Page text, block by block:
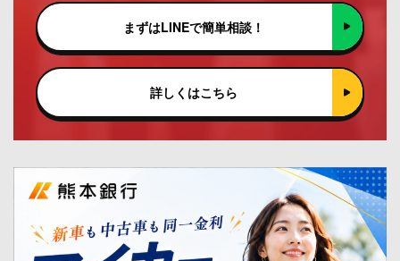
まずはLINEで簡単相談！
詳しくはこちら